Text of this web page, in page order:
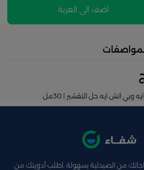
اضف الى العربة
المواصفات
وبي اتش ايه حل التقشير | 30مل
من الصيدلية بسهولة ,اطلب أدويتك من